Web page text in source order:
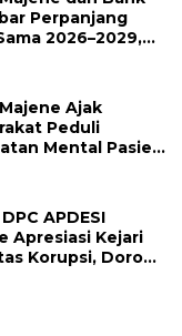
Perpanjang
2026–2029,
Ajak
Peduli
Mental Pasien
APDESI
Apresiasi Kejari
Korupsi, Dorong